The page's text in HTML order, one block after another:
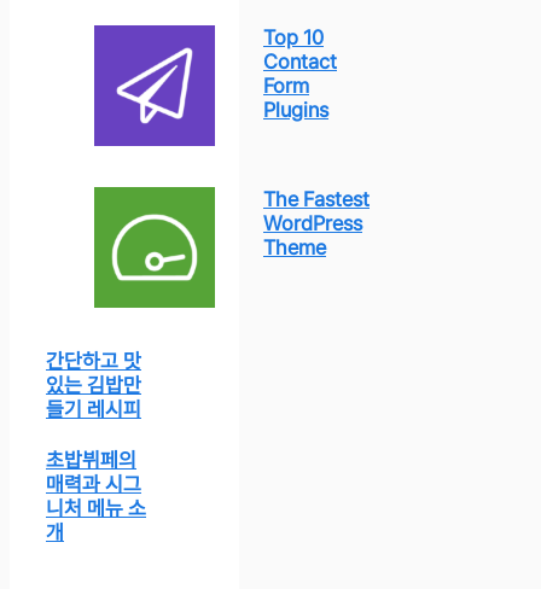
Top 10
Contact
Form
Plugins
The Fastest
WordPress
Theme
간단하고 맛
있는 김밥만
들기 레시피
초밥뷔페의
매력과 시그
니처 메뉴 소
개